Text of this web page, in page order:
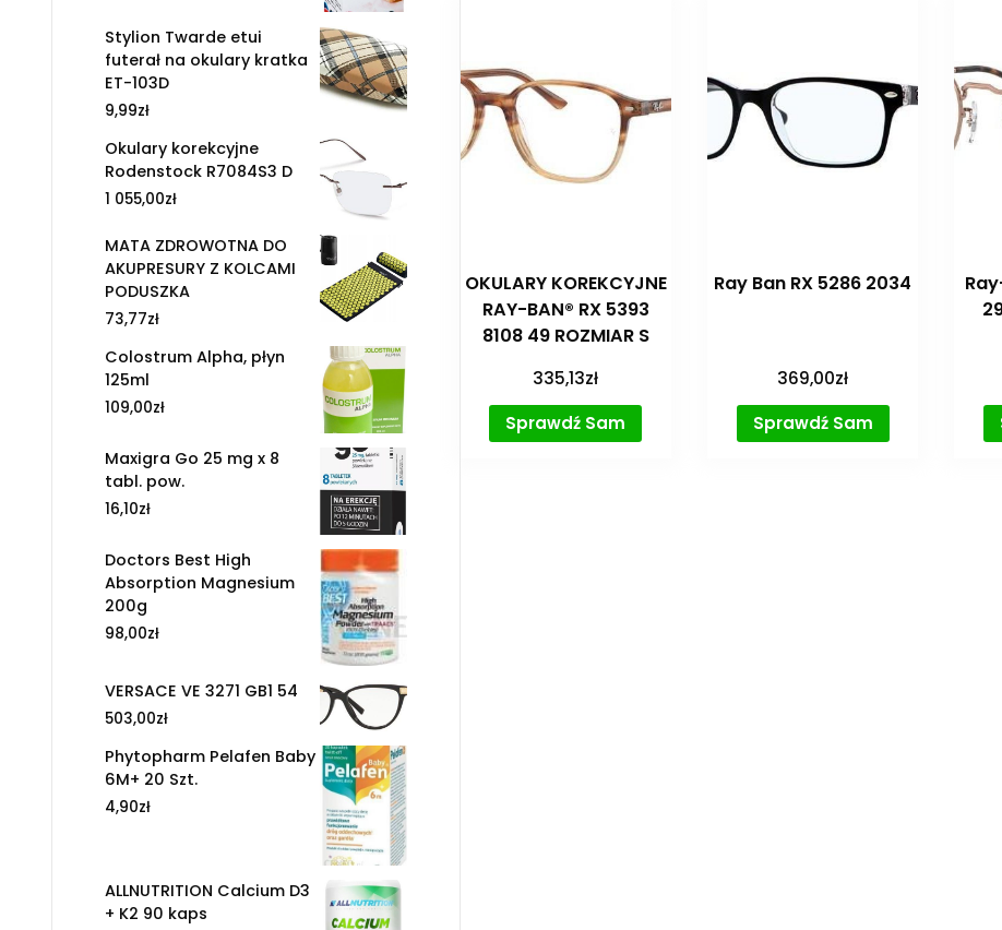
OKULARY KOREKCYJNE
RAY-BAN® RX 5393
8108 49 ROZMIAR S
335,13zł
Sprawdź Sam
Ray Ban RX 5286 2034
369,00zł
Sprawdź Sam
Stylion Twarde etui
futerał na okulary kratka
ET-103D
9,99zł
Okulary korekcyjne
Rodenstock R7084S3 D
1 055,00zł
MATA ZDROWOTNA DO
AKUPRESURY Z KOLCAMI
PODUSZKA
73,77zł
Colostrum Alpha, płyn
125ml
109,00zł
Maxigra Go 25 mg x 8
tabl. pow.
16,10zł
Doctors Best High
Absorption Magnesium
200g
98,00zł
VERSACE VE 3271 GB1 54
503,00zł
Phytopharm Pelafen Baby
6M+ 20 Szt.
4,90zł
ALLNUTRITION Calcium D3
+ K2 90 kaps